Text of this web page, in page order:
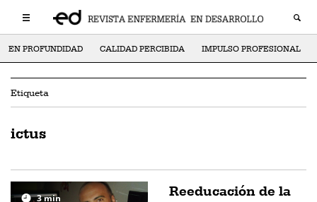
EN PROFUNDIDAD CALIDAD PERCIBIDA IMPULSO PROFESIONAL
Etiqueta
ictus
3min
Reeducación de la